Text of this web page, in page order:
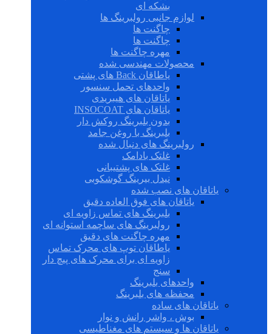
بشکه ای
لوازم جانبی رولبرینگ ها
چاگنت ها
چاگنت ها
مهره چاگنت ها
محصولات مهندسی شده
یاطاقان Back های پشتی
واحدهای تحمل سنسور
یاتاقان های هیبریدی
یاتاقان های INSOCOAT
بدون بلبرینگ روکش دار
بلبرینگ با روغن جامد
رولبرینگ های دنبال شده
غلتک بادامک
غلتک های پشتیبانی
نیدل بیرینگ گوشکوبی
یاتاقان های نصب شده
یاتاقان های فوق العاده دقیق
بلبرینگ های تماس زاویه ای
رولبرینگ های ساچمه استوانه ای
مهره چاگنت های دقیق
یاطاقان توپ های محرک تماس
زاویه ای برای محرک های پیچ دار
سنج
واحدهای بلبرینگ
محفظه های بلبرینگ
یاتاقان های ساده
بوش ، واشر رانش و نوار
یاتاقان ها و سیستم های مغناطیسی